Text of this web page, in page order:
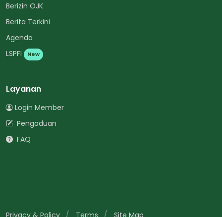
Berizin OJK
Berita Terkini
Agenda
LSPFI
New
Layanan
Login Member
Pengaduan
FAQ
Privacy & Policy Terms Site Map